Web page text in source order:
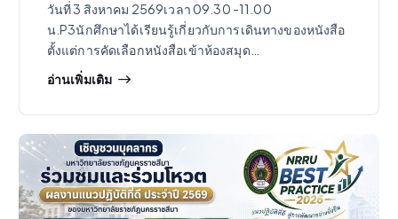
วันที่ 3 สิงหาคม 2569เวลา 09.30 -11.00
น.P3นักศึกษาได้เรียนรู้เกี่ยวกับการเดินทางของหนังสือ
ตั้งแต่การคัดเลือกหนังสือเข้าห้องสมุด…
อ่านเพิ่มเติม